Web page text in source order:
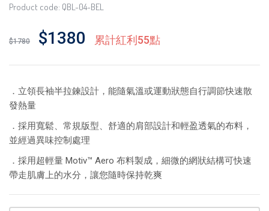
Product code: QBL-04-BEL
$1780 $1380 累計紅利55點
．立領長袖半拉鍊設計，能隨氣溫或運動狀態自行調節快速散
發熱量
．採用寬鬆、常規版型、舒適的肩部設計和輕盈透氣的布料，
並經過異味控制處理
．採用超輕量 Motiv™ Aero 布料製成，細微的網狀結構可快速
帶走肌膚上的水分，讓您隨時保持乾爽